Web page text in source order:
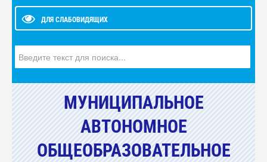
ДЛЯ СЛАБОВИДЯЩИХ
МУНИЦИПАЛЬНОЕ
АВТОНОМНОЕ
ОБЩЕОБРАЗОВАТЕЛЬНОЕ